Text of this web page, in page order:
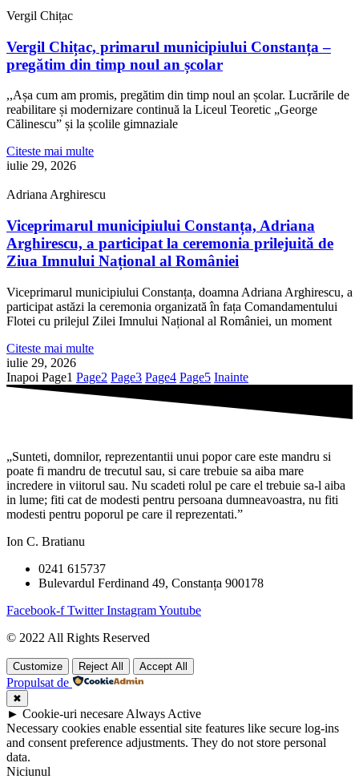
Vergil Chițac
Vergil Chițac, primarul municipiului Constanța –
pregătim din timp noul an școlar
,,Așa cum am promis, pregătim din timp noul an școlar. Lucrările de
reabilitare și modernizare continuă la Liceul Teoretic „George
Călinescu” și la școlile gimnaziale
Citeste mai multe
iulie 29, 2026
Adriana Arghirescu
Viceprimarul municipiului Constanța, Adriana
Arghirescu, a participat la ceremonia prilejuită de
Ziua Imnului Național al României
Viceprimarul municipiului Constanța, doamna Adriana Arghirescu, a
participat astăzi la ceremonia organizată în fața Comandamentului
Flotei cu prilejul Zilei Imnului Național al României, un moment
Citeste mai multe
iulie 29, 2026
Inapoi Page1 Page2 Page3 Page4 Page5 Inainte
„Sunteti, domnilor, reprezentantii unui popor care este mandru si
poate fi mandru de trecutul sau, si care trebuie sa aiba mare
incredere in viitorul sau. Nu scadeti rolul pe care el trebuie sa-l aiba
in lume; fiti cat de modesti pentru persoana dumneavoastra, nu fiti
modesti pentru poporul pe care il reprezentati.”
Ion C. Bratianu
0241 615737
Bulevardul Ferdinand 49, Constanța 900178
Facebook-f Twitter InstagramYoutube
© 2022 All Rights Reserved
Customize Reject All Accept All
Propulsat de
✖
► Cookie-uri necesare Always Active
Necessary cookies enable essential site features like secure log-ins
and consent preference adjustments. They do not store personal
data.
Niciunul